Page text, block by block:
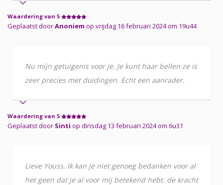
Waardering van 5
Geplaatst doorAnoniem op vrijdag 16 februari 2024 om 19u44
Nu mijn getuigenis voor je. Je kunt haar bellen ze is
zeer precies met duidingen. Echt een aanrader.
Waardering van 5
Geplaatst door Sinti op dinsdag 13 februari 2024 om 6u31
Lieve Youss. Ik kan je niet genoeg bedanken voor al
het geen dat je al voor mij betekend hebt. de kracht